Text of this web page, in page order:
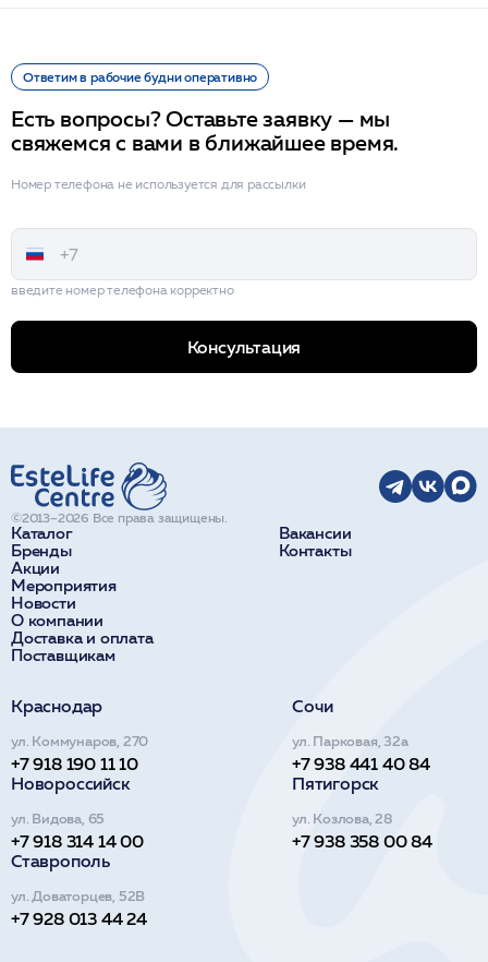
Ответим в рабочие будни оперативно
Есть вопросы? Оставьте заявку — мы
свяжемся с вами в ближайшее время.
Номер телефона не используется для рассылки
введите номер телефона корректно
Консультация
Каталог
Бренды
Акции
Мероприятия
Новости
О компании
Доставка и оплата
Поставщикам
Вакансии
Контакты
©2013–2026 Все права защищены.
Краснодар
ул. Коммунаров, 270
+7 918 190 11 10
Сочи
ул. Парковая, 32а
+7 938 441 40 84
Новороссийск
ул. Видова, 65
+7 918 314 14 00
Пятигорск
ул. Козлова, 28
+7 938 358 00 84
Ставрополь
ул. Доваторцев, 52В
+7 928 013 44 24